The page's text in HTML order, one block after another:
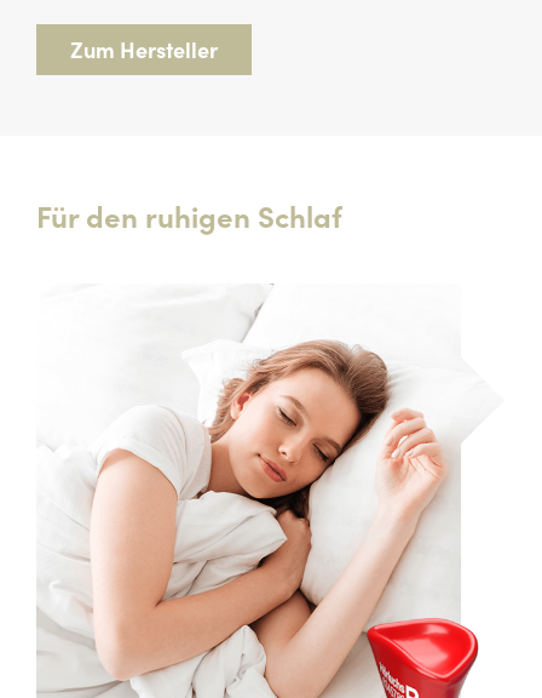
Zum Hersteller
Für den ruhigen Schlaf